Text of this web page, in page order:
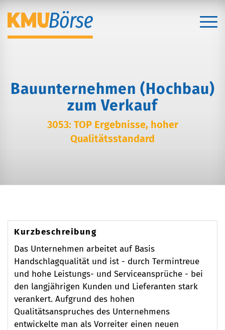
Bauunternehmen (Hochbau)
zum Verkauf
3053: TOP Ergebnisse, hoher
Qualitätsstandard
Kurzbeschreibung
Das Unternehmen arbeitet auf Basis
Handschlagqualität und ist - durch Termintreue
und hohe Leistungs- und Serviceansprüche - bei
den langjährigen Kunden und Lieferanten stark
verankert. Aufgrund des hohen
Qualitätsanspruches des Unternehmens
entwickelte man als Vorreiter einen neuen